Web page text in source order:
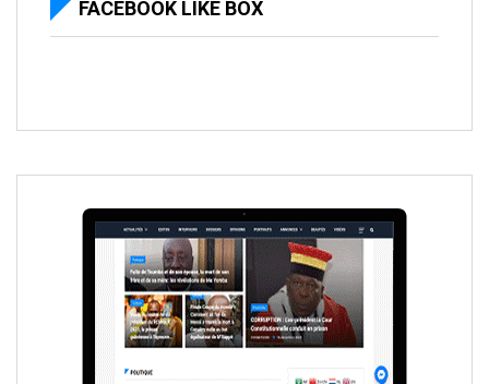
FACEBOOK LIKE BOX